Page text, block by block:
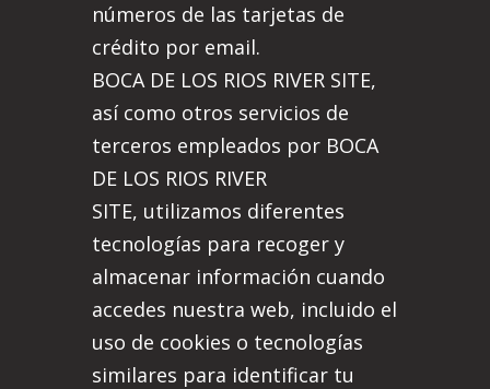
números de las tarjetas de
crédito por email.
BOCA DE LOS RIOS RIVER SITE,
así como otros servicios de
terceros empleados por BOCA
DE LOS RIOS RIVER
SITE, utilizamos diferentes
tecnologías para recoger y
almacenar información cuando
accedes nuestra web, incluido el
uso de cookies o tecnologías
similares para identificar tu